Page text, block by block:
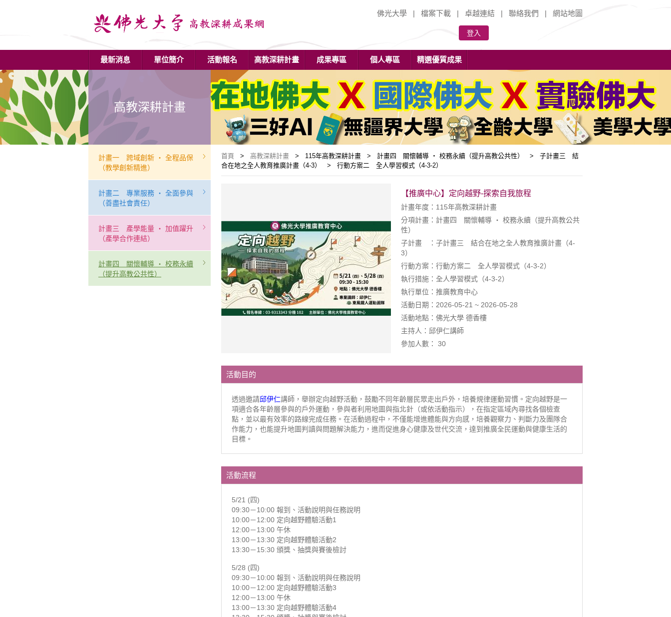
佛光大學 | 檔案下載 | 卓越連結 | 聯絡我們 | 網站地圖
登入
最新消息 單位簡介 活動報名 高教深耕計畫 成果專區 個人專區 精選優質成果
高教深耕計畫
計畫一 跨域創新 ‧ 全程品保
（教學創新精進）
計畫二 專業服務 ‧ 全面參與
（善盡社會責任）
計畫三 產學能量 ‧ 加值躍升
（產學合作連結）
計畫四 關懷輔導 ‧ 校務永續
（提升高教公共性）
首頁 > 高教深耕計畫 > 115年高教深耕計畫 > 計畫四 關懷輔導 ‧ 校務永續（提升高教公共性） > 子計畫三 結
合在地之全人教育推廣計畫（4-3） > 行動方案二 全人學習模式（4-3-2）
【推廣中心】定向越野-探索自我旅程
計畫年度：115年高教深耕計畫
分項計畫：計畫四 關懷輔導 ‧ 校務永續（提升高教公共
性）
子計畫 ：子計畫三 結合在地之全人教育推廣計畫（4-
3）
行動方案：行動方案二 全人學習模式（4-3-2）
執行措施：全人學習模式（4-3-2）
執行單位：推廣教育中心
活動日期：2026-05-21 ~ 2026-05-28
活動地點：佛光大學 德香樓
主持人：邱伊仁講師
參加人數： 30
活動目的
透過邀請邱伊仁講師，舉辦定向越野活動，鼓勵不同年齡層民眾走出戶外，培養規律運動習慣。定向越野是一
項適合各年齡層參與的戶外運動，參與者利用地圖與指北針（或依活動指示），在指定區域內尋找各個檢查
點，並以最有效率的路線完成任務。在活動過程中，不僅能增進體能與方向感，培養觀察力、判斷力及團隊合
作能力，也能提升地圖判讀與問題解決能力，進而促進身心健康及世代交流，達到推廣全民運動與健康生活的
目標。
活動流程
5/21 (四)
09:30－10:00 報到、活動說明與任務說明
10:00－12:00 定向越野體驗活動1
12:00－13:00 午休
13:00－13:30 定向越野體驗活動2
13:30－15:30 頒獎、抽獎與賽後檢討
5/28 (四)
09:30－10:00 報到、活動說明與任務說明
10:00－12:00 定向越野體驗活動3
12:00－13:00 午休
13:00－13:30 定向越野體驗活動4